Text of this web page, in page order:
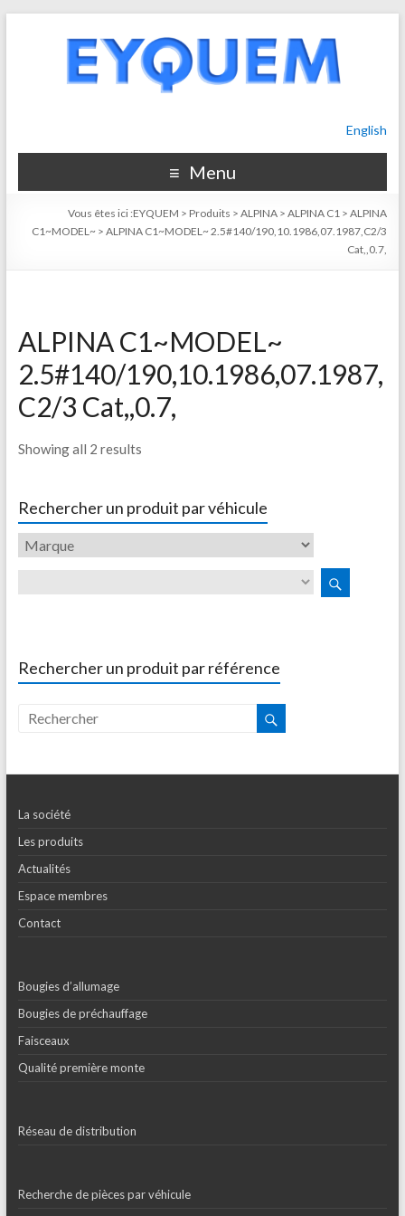
English
Menu
Vous êtes ici :EYQUEM > Produits >ALPINA >ALPINA C1 >ALPINA
C1~MODEL~ >ALPINA C1~MODEL~ 2.5#140/190,10.1986,07.1987,C2/3
Cat,,0.7,
ALPINA C1~MODEL~
2.5#140/190,10.1986,07.1987,
C2/3 Cat,,0.7,
Showing all 2 results
Rechercher un produit par véhicule
Rechercher un produit par référence
La société
Les produits
Actualités
Espace membres
Contact
Bougies d’allumage
Bougies de préchauffage
Faisceaux
Qualité première monte
Réseau de distribution
Recherche de pièces par véhicule